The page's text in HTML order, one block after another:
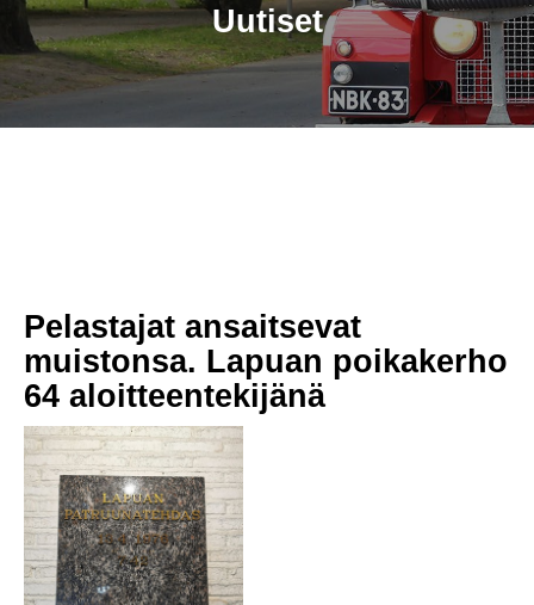
Uutiset
Pelastajat ansaitsevat
muistonsa. Lapuan poikakerho
64 aloitteentekijänä